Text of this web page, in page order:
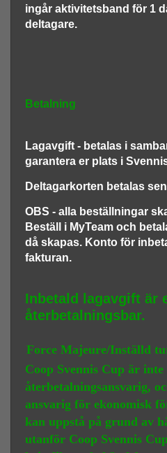
ingår aktivitetsband för 1
deltagare.
Betalning
Lagavgift - betalas i
garantera er plats i
Deltagarkorten betalas
OBS - alla beställningar
Beställ i MyTeam och
då skapas. Konto för
fakturan.
Inbetald lagavgift är
återbetalningsbar.
Force Majeure/Inställd
Coop Svennis Cup är inte
återbetalningsansvarig,
ansvarig för ekonomisk
kan uppstå på grund av
utanför Coop Svennis